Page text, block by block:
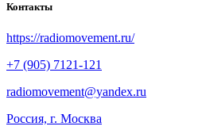
Контакты
https://radiomovement.ru/
+7 (905) 7121-121
radiomovement@yandex.ru
Россия, г. Москва